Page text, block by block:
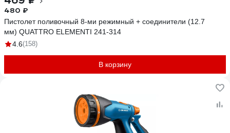
480 ₽
Пистолет поливочный 8-ми режимный + соединители (12.7
мм) QUATTRO ELEMENTI 241-314
4.6(158)
В корзину